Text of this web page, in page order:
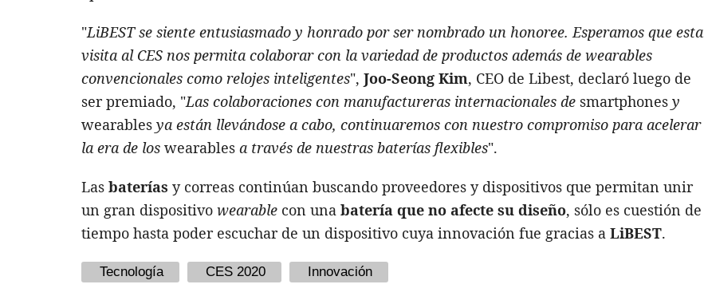
"LiBEST se siente entusiasmado y honrado por ser nombrado un honoree. Esperamos que esta
visita al CES nos permita colaborar con la variedad de productos además de wearables
convencionales como relojes inteligentes", Joo-Seong Kim, CEO de Libest, declaró luego de
ser premiado, "Las colaboraciones con manufactureras internacionales de smartphones y
wearables ya están llevándose a cabo, continuaremos con nuestro compromiso para acelerar
la era de los wearables a través de nuestras baterías flexibles".
Las baterías y correas continúan buscando proveedores y dispositivos que permitan unir
un gran dispositivo wearable con una batería que no afecte su diseño, sólo es cuestión de
tiempo hasta poder escuchar de un dispositivo cuya innovación fue gracias a LiBEST.
Tecnología CES 2020 Innovación